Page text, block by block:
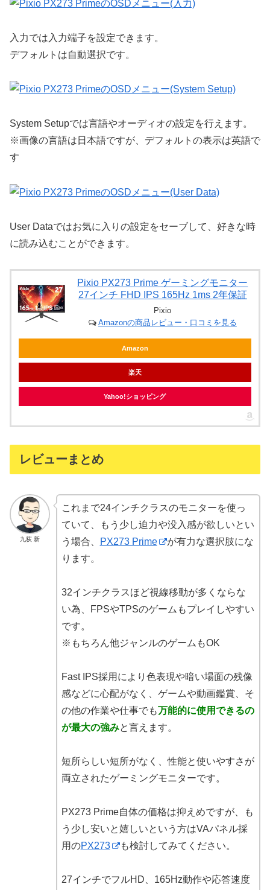
入力では入力端子を設定できます。
デフォルトは自動選択です。
System Setupでは言語やオーディオの設定を行えます。
※画像の言語は日本語ですが、デフォルトの表示は英語で
す
User Dataではお気に入りの設定をセーブして、好きな時
に読み込むことができます。
Pixio PX273 Prime ゲーミングモニター
27インチ FHD IPS 165Hz 1ms 2年保証
Pixio
Amazonの商品レビュー・口コミを見る
Amazon
楽天
Yahoo!ショッピング
レビューまとめ
九荻 新
これまで24インチクラスのモニターを使っ
ていて、もう少し迫力や没入感が欲しいとい
う場合、
PX273 Prime
が有力な選択肢にな
ります。
32インチクラスほど視線移動が多くならな
い為、FPSやTPSのゲームもプレイしやすい
です。
※もちろん他ジャンルのゲームもOK
Fast IPS採用により色表現や暗い場面の残像
感などに心配がなく、ゲームや動画鑑賞、そ
の他の作業や仕事でも万能的に使用できるの
が最大の強みと言えます。
短所らしい短所がなく、性能と使いやすさが
両立されたゲーミングモニターです。
PX273 Prime自体の価格は抑えめですが、も
う少し安いと嬉しいという方はVAパネル採
用のPX273 も検討してみてください。
27インチでフルHD、165Hz動作や応答速度